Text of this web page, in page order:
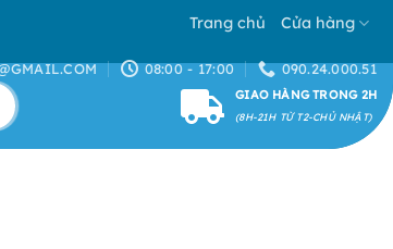
Trang chủ Cửa hàng
08:00 - 17:00 090.24.000.51
GIAO HÀNG TRONG 2H
(8H-21H TỪ T2-CHỦ NHẬT)